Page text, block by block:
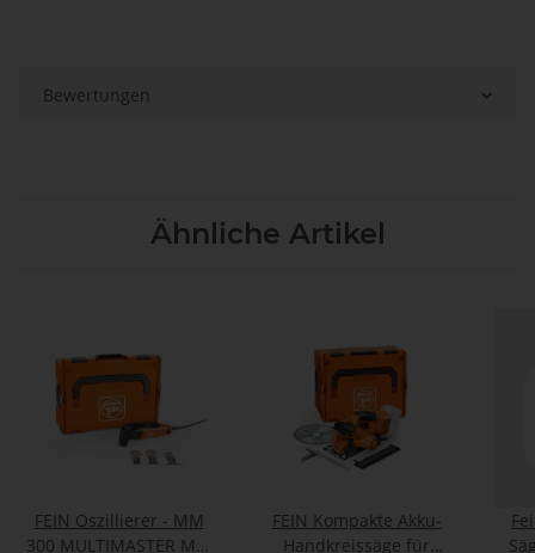
Bewertungen
Ähnliche Artikel
FEIN Oszillierer - MM
300 MULTIMASTER MM
FEIN Kompakte Akku-
Handkreissäge für